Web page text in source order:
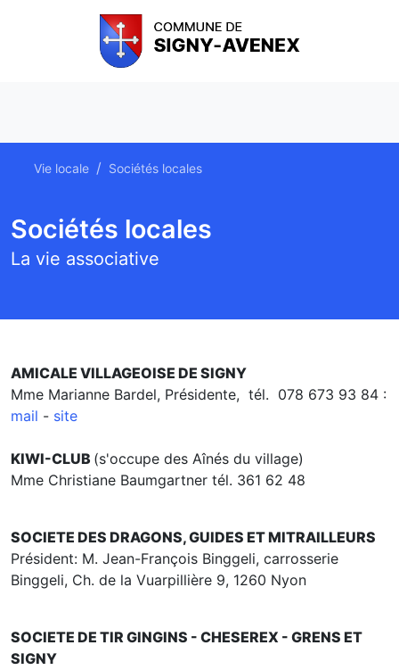
Vie locale Sociétés locales
Sociétés locales
La vie associative
AMICALE VILLAGEOISE DE SIGNY
Mme Marianne Bardel, Présidente, tél. 078 673 93 84 :
mail - site
KIWI-CLUB (s'occupe des Aînés du village)
Mme Christiane Baumgartner tél. 361 62 48
SOCIETE DES DRAGONS, GUIDES ET MITRAILLEURS
Président: M. Jean-François Binggeli, carrosserie
Binggeli, Ch. de la Vuarpillière 9, 1260 Nyon
SOCIETE DE TIR GINGINS - CHESEREX - GRENS ET
SIGNY